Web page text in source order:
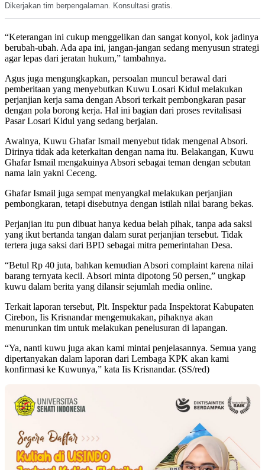
Dikerjakan tim berpengalaman. Konsultasi gratis.
“Keterangan ini cukup menggelikan dan sangat konyol, kok jadinya
berubah-ubah. Ada apa ini, jangan-jangan sedang menyusun strategi
agar lepas dari jeratan hukum,” tambahnya.
Agus juga mengungkapkan, persoalan muncul berawal dari
pemberitaan yang menyebutkan Kuwu Losari Kidul melakukan
perjanjian kerja sama dengan Absori terkait pembongkaran pasar
dengan pola borong kerja. Hal ini bagian dari proses revitalisasi
Pasar Losari Kidul yang sedang berjalan.
Awalnya, Kuwu Ghafar Ismail menyebut tidak mengenal Absori.
Dirinya tidak ada keterkaitan dengan nama itu. Belakangan, Kuwu
Ghafar Ismail mengakuinya Absori sebagai teman dengan sebutan
nama lain yakni Ceceng.
Ghafar Ismail juga sempat menyangkal melakukan perjanjian
pembongkaran, tetapi disebutnya dengan istilah nilai barang bekas.
Perjanjian itu pun dibuat hanya kedua belah pihak, tanpa ada saksi
yang ikut bertanda tangan dalam surat perjanjian tersebut. Tidak
tertera juga saksi dari BPD sebagai mitra pemerintahan Desa.
“Betul Rp 40 juta, bahkan kemudian Absori complaint karena nilai
barang ternyata kecil. Absori minta dipotong 50 persen,” ungkap
kuwu dalam berita yang dilansir sejumlah media online.
Terkait laporan tersebut, Plt. Inspektur pada Inspektorat Kabupaten
Cirebon, Iis Krisnandar mengemukakan, pihaknya akan
menurunkan tim untuk melakukan penelusuran di lapangan.
“Ya, nanti kuwu juga akan kami mintai penjelasannya. Semua yang
dipertanyakan dalam laporan dari Lembaga KPK akan kami
konfirmasi ke Kuwunya,” kata Iis Krisnandar. (SS/red)